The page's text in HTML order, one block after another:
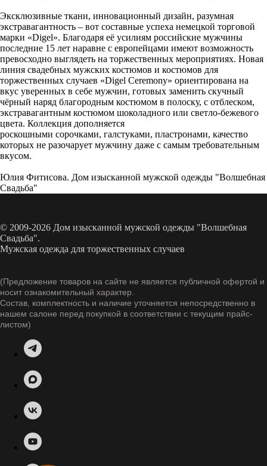
Эксклюзивные ткани, инновационный дизайн, разумная
экстравагантность – вот составные успеха немецкой торговой
марки «Digel». Благодаря её усилиям российские мужчины
последние 15 лет наравне с европейцами имеют возможность
превосходно выглядеть на торжественных мероприятиях. Новая
линия свадебных мужских костюмов и костюмов для
торжественных случаев «Digel Ceremony» ориентирована на
вкус уверенных в себе мужчин, готовых заменить скучный
чёрный наряд благородным костюмом в полоску, с отблеском,
экстравагантным костюмом шоколадного или светло-бежевого
цвета. Коллекция дополняется
роскошными сорочками, галстуками, пластронами, качество
которых не разочарует мужчину даже с самым требовательным
вкусом.
Юлия Фитисова. Дом изысканной мужской одежды "Волшебная
Свадьба"
© 2009-2026 Дом изысканной мужской одежды "Волшебная
Свадьба".
Мужская одежда для торжественных случаев
(Предложение товаров на сайте не является публичной офертой и
носит ознакомительный характер.
Состав, комплектность и наличие уточняется непосредственно в
нашем салоне перед покупкой в соответствии с текущим прайс-
листом)